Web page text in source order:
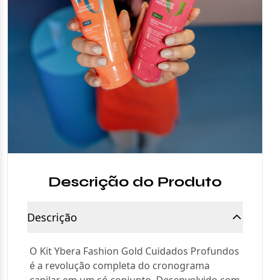
Descrição do Produto
Descrição
O Kit Ybera Fashion Gold Cuidados Profundos
é a revolução completa do cronograma